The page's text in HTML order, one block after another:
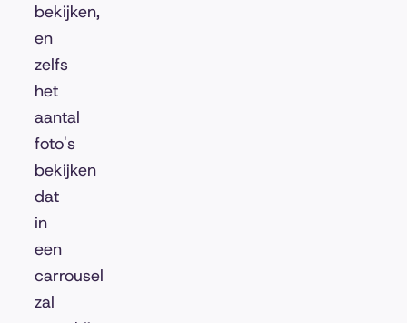
bekijken,
en
zelfs
het
aantal
foto's
bekijken
dat
in
een
carrousel
zal